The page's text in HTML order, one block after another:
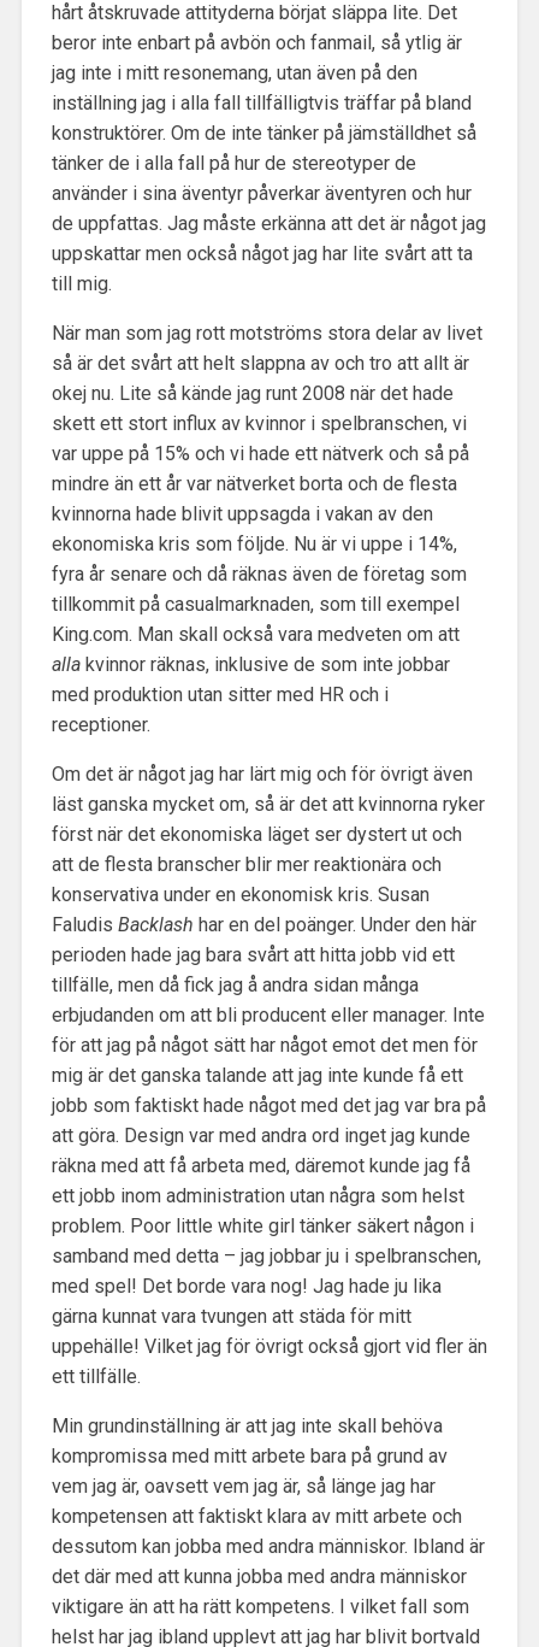
hårt åtskruvade attityderna börjat släppa lite. Det
beror inte enbart på avbön och fanmail, så ytlig är
jag inte i mitt resonemang, utan även på den
inställning jag i alla fall tillfälligtvis träffar på bland
konstruktörer. Om de inte tänker på jämställdhet så
tänker de i alla fall på hur de stereotyper de
använder i sina äventyr påverkar äventyren och hur
de uppfattas. Jag måste erkänna att det är något jag
uppskattar men också något jag har lite svårt att ta
till mig.
När man som jag rott motströms stora delar av livet
så är det svårt att helt slappna av och tro att allt är
okej nu. Lite så kände jag runt 2008 när det hade
skett ett stort influx av kvinnor i spelbranschen, vi
var uppe på 15% och vi hade ett nätverk och så på
mindre än ett år var nätverket borta och de flesta
kvinnorna hade blivit uppsagda i vakan av den
ekonomiska kris som följde. Nu är vi uppe i 14%,
fyra år senare och då räknas även de företag som
tillkommit på casualmarknaden, som till exempel
King.com. Man skall också vara medveten om att
allakvinnor räknas, inklusive de som inte jobbar
med produktion utan sitter med HR och i
receptioner.
Om det är något jag har lärt mig och för övrigt även
läst ganska mycket om, så är det att kvinnorna ryker
först när det ekonomiska läget ser dystert ut och
att de flesta branscher blir mer reaktionära och
konservativa under en ekonomisk kris. Susan
Faludis Backlash har en del poänger. Under den här
perioden hade jag bara svårt att hitta jobb vid ett
tillfälle, men då fick jag å andra sidan många
erbjudanden om att bli producent eller manager. Inte
för att jag på något sätt har något emot det men för
mig är det ganska talande att jag inte kunde få ett
jobb som faktiskt hade något med det jag var bra på
att göra. Design var med andra ord inget jag kunde
räkna med att få arbeta med, däremot kunde jag få
ett jobb inom administration utan några som helst
problem. Poor little white girl tänker säkert någon i
samband med detta – jag jobbar ju i spelbranschen,
med spel! Det borde vara nog! Jag hade ju lika
gärna kunnat vara tvungen att städa för mitt
uppehälle! Vilket jag för övrigt också gjort vid fler än
ett tillfälle.
Min grundinställning är att jag inte skall behöva
kompromissa med mitt arbete bara på grund av
vem jag är, oavsett vem jag är, så länge jag har
kompetensen att faktiskt klara av mitt arbete och
dessutom kan jobba med andra människor. Ibland är
det där med att kunna jobba med andra människor
viktigare än att ha rätt kompetens. I vilket fall som
helst har jag ibland upplevt att jag har blivit bortvald